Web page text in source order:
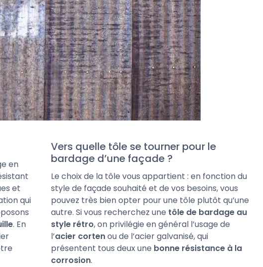
en
et
qui
. En
Vers quelle tôle se tourner pour le
bardage d’une façade ?
Le choix de la tôle vous appartient : en fonction du
style de façade souhaité et de vos besoins, vous
pouvez très bien opter pour une tôle plutôt qu’une
autre. Si vous recherchez une tôle de bardage au
style rétro, on privilégie en général l’usage de
l’acier cortenou de l’acier galvanisé, qui
présentent tous deux une bonne résistance à la
corrosion.